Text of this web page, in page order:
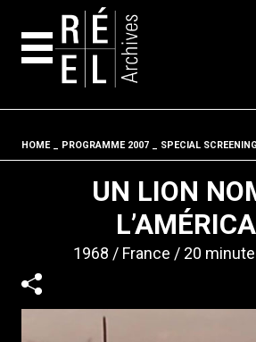
Fil
HOME PROGRAMME 2007 SPECIAL
UN LION
1968 France 20